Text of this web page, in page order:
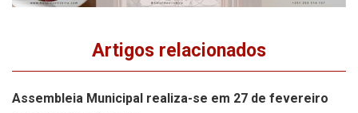
Artigos relacionados
Assembleia Municipal realiza-se em 27 de fevereiro